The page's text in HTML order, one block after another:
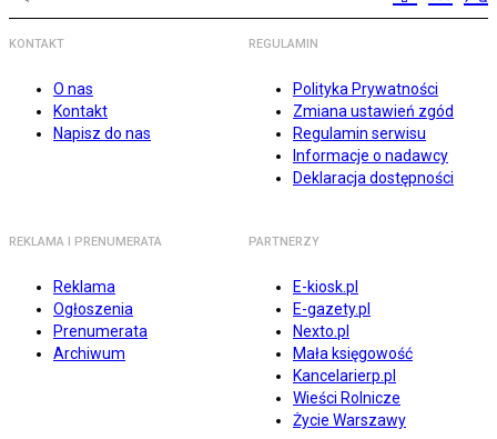
KONTAKT
O nas
Kontakt
Napisz do nas
REGULAMIN
Polityka Prywatności
Zmiana ustawień zgód
Regulamin serwisu
Informacje o nadawcy
Deklaracja dostępności
REKLAMA I PRENUMERATA
Reklama
Ogłoszenia
Prenumerata
Archiwum
PARTNERZY
E-kiosk.pl
E-gazety.pl
Nexto.pl
Mała księgowość
Kancelarierp.pl
Wieści Rolnicze
Życie Warszawy